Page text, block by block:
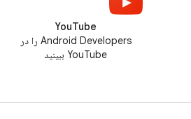
YouTube
Android Developers را در
YouTube ببینید